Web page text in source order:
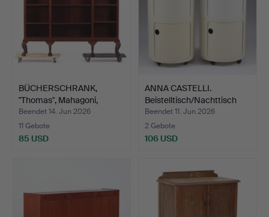
BÜCHERSCHRANK,
"Thomas", Mahagoni,
Nordisk…
Beendet 14. Jun 2026
11 Gebote
85 USD
ANNA CASTELLI.
Beistelltisch/Nachttisch
ei…
Beendet 11. Jun 2026
2 Gebote
106 USD